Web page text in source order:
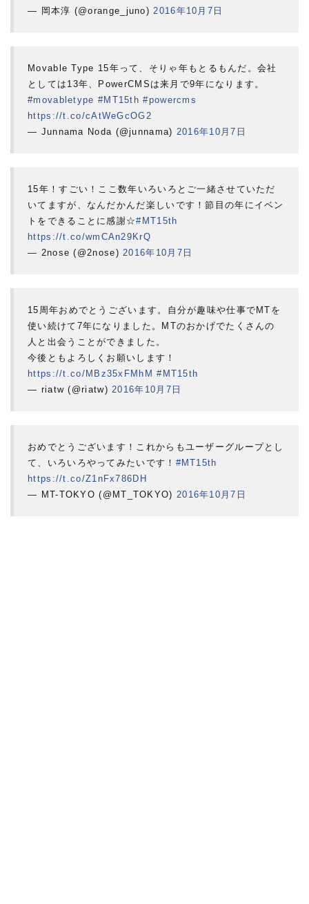
— 岡本淳 (@orange_juno) 2016年10月7日
Movable Type 15年って、そりゃ年もとるもんだ。会社
としては13年、PowerCMSは来月で9年になります。
#movabletype #MT15th #powercms
https://t.co/cAtWeGcOG2
— Junnama Noda (@junnama) 2016年10月7日
15年！すごい！ここ数年いろいろとご一緒させていただ
いてますが、なんだかんだ楽しいです！節目の年にイベン
トをできることに感謝☆#MT15th
https://t.co/wmCAn29KrQ
— 2nose (@2nose) 2016年10月7日
15周年おめでとうございます。自分が趣味や仕事でMTを
使い続けて7年になりました。MTのおかげでたくさんの
人と出会うことができました。
今後ともよろしくお願いします！
https://t.co/MBz35xFMhM #MT15th
— riatw (@riatw) 2016年10月7日
おめでとうございます！これからもユーザーグループとし
て、いろいろやってみたいです！ #MT15th
https://t.co/Z1nFx786DH
— MT-TOKYO (@MT_TOKYO) 2016年10月7日